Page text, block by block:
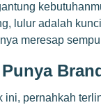
lulur adalah
meresap
pernahkah